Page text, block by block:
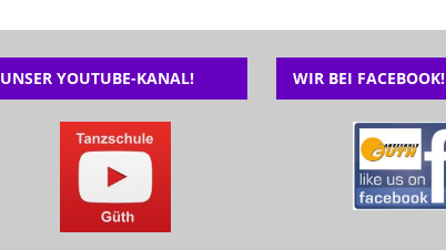
UNSER YOUTUBE-KANAL! WIR BEI FACEBOOK!